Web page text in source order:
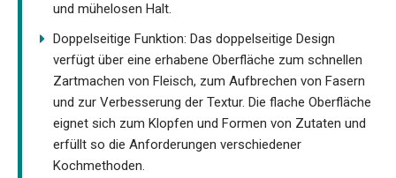
und mühelosen Halt.
Doppelseitige Funktion: Das doppelseitige Design
verfügt über eine erhabene Oberfläche zum schnellen
Zartmachen von Fleisch, zum Aufbrechen von Fasern
und zur Verbesserung der Textur. Die flache Oberfläche
eignet sich zum Klopfen und Formen von Zutaten und
erfüllt so die Anforderungen verschiedener
Kochmethoden.